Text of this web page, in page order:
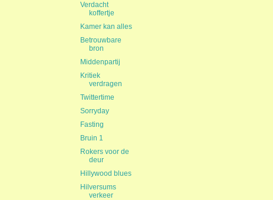
Verdacht
koffertje
Kamer kan alles
Betrouwbare
bron
Middenpartij
Kritiek
verdragen
Twittertime
Sorryday
Fasting
Bruin 1
Rokers voor de
deur
Hillywood blues
Hilversums
verkeer